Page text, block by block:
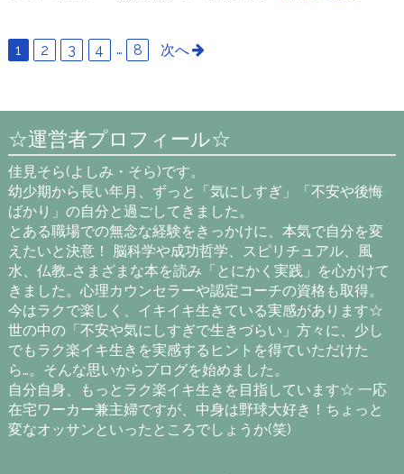
1 2 3 4 … 8 次へ
☆運営者プロフィール☆
佳見そら(よしみ・そら)です。
幼少期から長い年月、ずっと「気にしすぎ」「不安や後悔
ばかり」の自分と過ごしてきました。
とある職場での無念な経験をきっかけに、本気で自分を変
えたいと決意！ 脳科学や成功哲学、スピリチュアル、風
水、仏教…さまざまな本を読み「とにかく実践」を心がけて
きました。心理カウンセラーや認定コーチの資格も取得。
今はラクで楽しく、イキイキ生きている実感があります☆
世の中の「不安や気にしすぎで生きづらい」方々に、少し
でもラク楽イキ生きを実感するヒントを得ていただけた
ら…。そんな思いからブログを始めました。
自分自身、もっとラク楽イキ生きを目指しています☆ 一応
在宅ワーカー兼主婦ですが、中身は野球大好き！ちょっと
変なオッサンといったところでしょうか(笑)